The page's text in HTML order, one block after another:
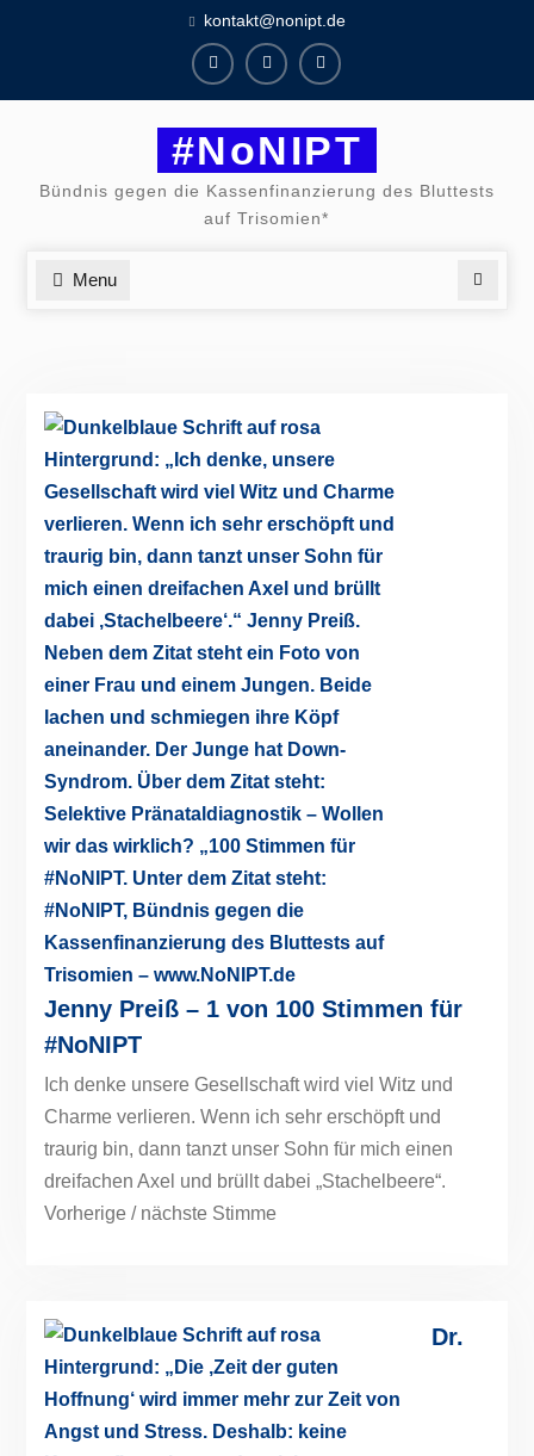
kontakt@nonipt.de
FacebookInstagram
Twitter
#NoNIPT
Bündnis gegen die Kassenfinanzierung des Bluttests
auf Trisomien*
Menu
Jenny Preiß – 1 von 100 Stimmen für
#NoNIPT
Ich denke unsere Gesellschaft wird viel Witz und
Charme verlieren. Wenn ich sehr erschöpft und
traurig bin, dann tanzt unser Sohn für mich einen
dreifachen Axel und brüllt dabei „Stachelbeere“.
Vorherige / nächste Stimme
Dr.